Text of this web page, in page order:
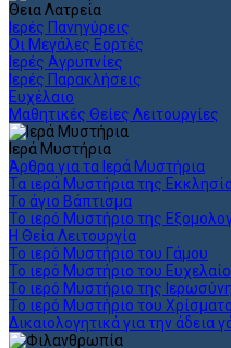
Θεια Λατρεία
Ιερές Πανηγύρεις
Οι Μεγάλες Εορτές
Ιερές Αγρυπνίες
Ιερές Παρακλήσεις
Ευχέλαιο
Μαθητικές Θείες Λειτουργίες
Ιερά Μυστήρια
Άρθρα για τα Ιερά Μυστήρια
Τα ιερά Μυστήρια της
Το άγιο Βάπτισμα
Το ιερό Μυστήριο της
Η Θεία Λειτουργία
Το ιερό Μυστήριο του Γάμου
Το ιερό Μυστήριο του
Το ιερό Μυστήριο της
Το ιερό Μυστήριο του
Δικαιολογητικά για την άδεια